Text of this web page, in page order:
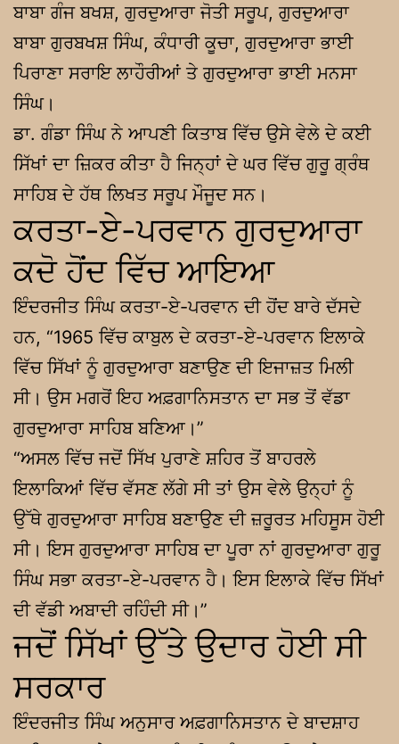
ਬਾਬਾ ਗੰਜ ਬਖਸ਼, ਗੁਰਦੁਆਰਾ ਜੋਤੀ ਸਰੂਪ, ਗੁਰਦੁਆਰਾ
ਬਾਬਾ ਗੁਰਬਖਸ਼ ਸਿੰਘ, ਕੰਧਾਰੀ ਕੂਚਾ, ਗੁਰਦੁਆਰਾ ਭਾਈ
ਪਿਰਾਣਾ ਸਰਾਇ ਲਾਹੌਰੀਆਂ ਤੇ ਗੁਰਦੁਆਰਾ ਭਾਈ ਮਨਸਾ
ਸਿੰਘ।
ਡਾ. ਗੰਡਾ ਸਿੰਘ ਨੇ ਆਪਣੀ ਕਿਤਾਬ ਵਿੱਚ ਉਸੇ ਵੇਲੇ ਦੇ ਕਈ
ਸਿੱਖਾਂ ਦਾ ਜ਼ਿਕਰ ਕੀਤਾ ਹੈ ਜਿਨ੍ਹਾਂ ਦੇ ਘਰ ਵਿੱਚ ਗੁਰੂ ਗ੍ਰੰਥ
ਸਾਹਿਬ ਦੇ ਹੱਥ ਲਿਖਤ ਸਰੂਪ ਮੌਜੂਦ ਸਨ।
ਕਰਤਾ-ਏ-ਪਰਵਾਨ ਗੁਰਦੁਆਰਾ
ਕਦੋ ਹੋਂਦ ਵਿੱਚ ਆਇਆ
ਇੰਦਰਜੀਤ ਸਿੰਘ ਕਰਤਾ-ਏ-ਪਰਵਾਨ ਦੀ ਹੋਂਦ ਬਾਰੇ ਦੱਸਦੇ
ਹਨ, “1965 ਵਿੱਚ ਕਾਬੁਲ ਦੇ ਕਰਤਾ-ਏ-ਪਰਵਾਨ ਇਲਾਕੇ
ਵਿੱਚ ਸਿੱਖਾਂ ਨੂੰ ਗੁਰਦੁਆਰਾ ਬਣਾਉਣ ਦੀ ਇਜਾਜ਼ਤ ਮਿਲੀ
ਸੀ। ਉਸ ਮਗਰੋਂ ਇਹ ਅਫ਼ਗਾਨਿਸਤਾਨ ਦਾ ਸਭ ਤੋਂ ਵੱਡਾ
ਗੁਰਦੁਆਰਾ ਸਾਹਿਬ ਬਣਿਆ।”
“ਅਸਲ ਵਿੱਚ ਜਦੋਂ ਸਿੱਖ ਪੁਰਾਣੇ ਸ਼ਹਿਰ ਤੋਂ ਬਾਹਰਲੇ
ਇਲਾਕਿਆਂ ਵਿੱਚ ਵੱਸਣ ਲੱਗੇ ਸੀ ਤਾਂ ਉਸ ਵੇਲੇ ਉਨ੍ਹਾਂ ਨੂੰ
ਉੱਥੇ ਗੁਰਦੁਆਰਾ ਸਾਹਿਬ ਬਣਾਉਣ ਦੀ ਜ਼ਰੂਰਤ ਮਹਿਸੂਸ ਹੋਈ
ਸੀ। ਇਸ ਗੁਰਦੁਆਰਾ ਸਾਹਿਬ ਦਾ ਪੂਰਾ ਨਾਂ ਗੁਰਦੁਆਰਾ ਗੁਰੂ
ਸਿੰਘ ਸਭਾ ਕਰਤਾ-ਏ-ਪਰਵਾਨ ਹੈ। ਇਸ ਇਲਾਕੇ ਵਿੱਚ ਸਿੱਖਾਂ
ਦੀ ਵੱਡੀ ਅਬਾਦੀ ਰਹਿੰਦੀ ਸੀ।”
ਜਦੋਂ ਸਿੱਖਾਂ ਉੱਤੇ ਉਦਾਰ ਹੋਈ ਸੀ
ਸਰਕਾਰ
ਇੰਦਰਜੀਤ ਸਿੰਘ ਅਨੁਸਾਰ ਅਫ਼ਗਾਨਿਸਤਾਨ ਦੇ ਬਾਦਸ਼ਾਹ